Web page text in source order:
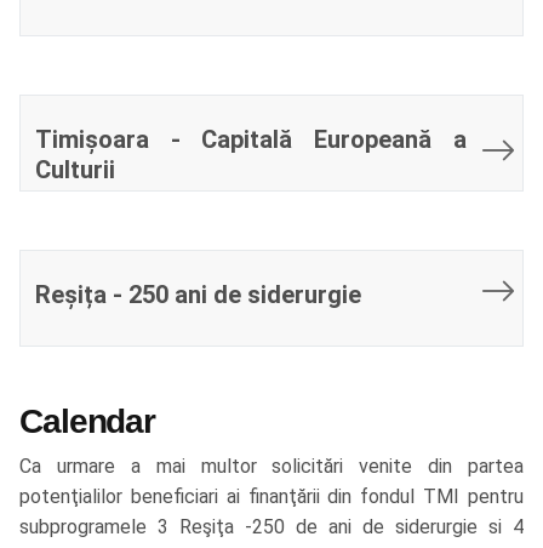
Timișoara - Capitală Europeană a
Culturii
Reșița - 250 ani de siderurgie
Calendar
Ca urmare a mai multor solicitări venite din partea
potenţialilor beneficiari ai finanţării din fondul TMI pentru
subprogramele 3 Reşiţa -250 de ani de siderurgie si 4